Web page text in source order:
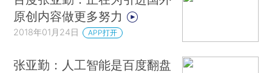
原创内容做更多努力
2018年01月24日 APP打开
张亚勤：人工智能是百度翻盘